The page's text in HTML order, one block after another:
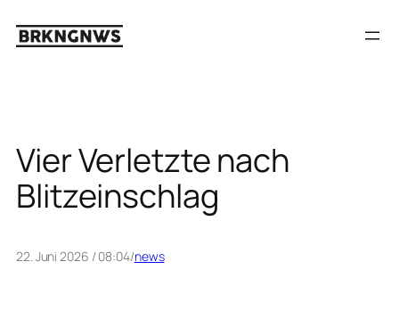
Inhalt
Vier Verletzte nach
Blitzeinschlag
22. Juni 2026 / 08:04/news